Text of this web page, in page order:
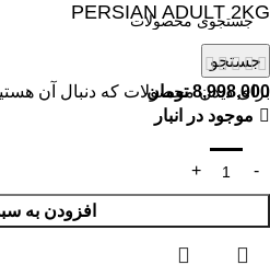
جستجو
برای دیدن محصولات که دنبال آن
PERSIAN ADULT 2KG
8,998,000 تومان
موجود در انبار
افزودن به